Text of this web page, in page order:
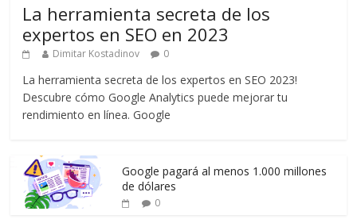
La herramienta secreta de los
expertos en SEO en 2023
Dimitar Kostadinov 0
La herramienta secreta de los expertos en SEO 2023!
Descubre cómo Google Analytics puede mejorar tu
rendimiento en línea. Google
Google pagará al menos 1.000 millones
de dólares
0